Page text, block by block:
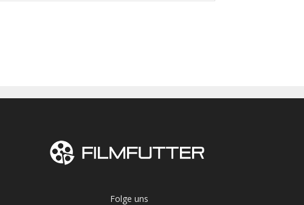
Folge uns